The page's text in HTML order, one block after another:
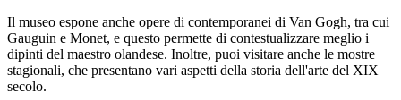
Il museo espone anche opere di contemporanei di Van Gogh, tra cui
Gauguin e Monet, e questo permette di contestualizzare meglio i
dipinti del maestro olandese. Inoltre, puoi visitare anche le mostre
stagionali, che presentano vari aspetti della storia dell'arte del XIX
secolo.